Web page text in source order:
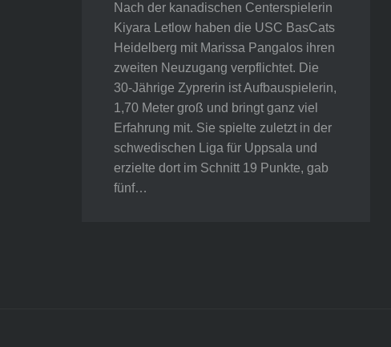
Nach der kanadischen Centerspielerin
Kiyara Letlow haben die USC BasCats
Heidelberg mit Marissa Pangalos ihren
zweiten Neuzugang verpflichtet. Die
30-Jährige Zyprerin ist Aufbauspielerin,
1,70 Meter groß und bringt ganz viel
Erfahrung mit. Sie spielte zuletzt in der
schwedischen Liga für Uppsala und
erzielte dort im Schnitt 19 Punkte, gab
fünf…